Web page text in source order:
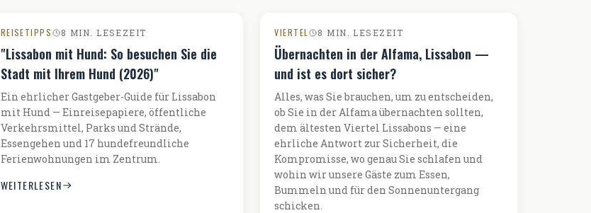
REISETIPPS 8 MIN. LESEZEIT
"Lissabon mit Hund: So besuchen Sie die
Stadt mit Ihrem Hund (2026)"
Ein ehrlicher Gastgeber-Guide für Lissabon
mit Hund — Einreisepapiere, öffentliche
Verkehrsmittel, Parks und Strände,
Essengehen und 17 hundefreundliche
Ferienwohnungen im Zentrum.
WEITERLESEN
VIERTEL 8 MIN. LESEZEIT
Übernachten in der Alfama, Lissabon —
und ist es dort sicher?
Alles, was Sie brauchen, um zu entscheiden,
ob Sie in der Alfama übernachten sollten,
dem ältesten Viertel Lissabons — eine
ehrliche Antwort zur Sicherheit, die
Kompromisse, wo genau Sie schlafen und
wohin wir unsere Gäste zum Essen,
Bummeln und für den Sonnenuntergang
schicken.